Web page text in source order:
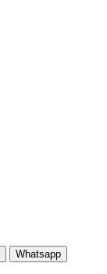
Whatsapp